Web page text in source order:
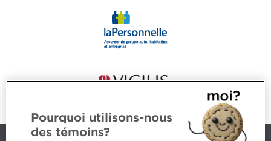
Pourquoi utilisons-nous
des témoins?